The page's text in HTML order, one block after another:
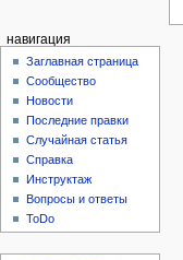
навигация
Заглавная страница
Сообщество
Новости
Последние правки
Случайная статья
Справка
Инструктаж
Вопросы и ответы
ToDo